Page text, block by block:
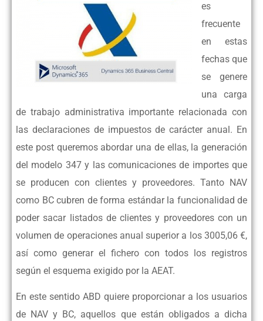
es
frecuente
en estas
fechas que
se genere
una carga
de trabajo administrativa importante relacionada con
las declaraciones de impuestos de carácter anual. En
este post queremos abordar una de ellas, la generación
del modelo 347 y las comunicaciones de importes que
se producen con clientes y proveedores. Tanto NAV
como BC cubren de forma estándar la funcionalidad de
poder sacar listados de clientes y proveedores con un
volumen de operaciones anual superior a los 3005,06 €,
así como generar el fichero con todos los registros
según el esquema exigido por la AEAT.
En este sentido ABD quiere proporcionar a los usuarios
de NAV y BC, aquellos que están obligados a dicha